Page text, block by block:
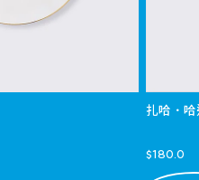
扎哈．
$180.0